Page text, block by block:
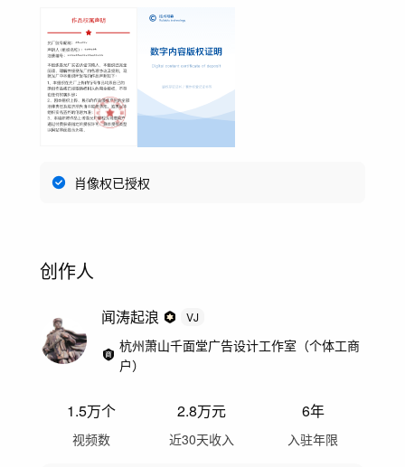
肖像权已授权
创作人
闻涛起浪 VJ
杭州萧山千面堂广告设计工作室（个体工商
户）
1.5万个
视频数
2.8万元
近30天收入
6年
入驻年限